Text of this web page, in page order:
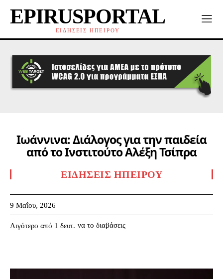
EPIRUSPORTAL
ΕΙΔΗΣΕΙΣ ΗΠΕΙΡΟΥ
Ιωάννινα: Διάλογος για την παιδεία
από το Ινστιτούτο Αλέξη Τσίπρα
ΕΙΔΉΣΕΙΣ ΗΠΕΊΡΟΥ
9 Μαΐου, 2026
Λιγότερο από 1 δευτ. να το διαβάσεις